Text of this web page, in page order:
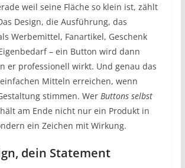
weil seine Fläche so klein ist, zählt
Design, die Ausführung, das
Werbemittel, Fanartikel, Geschenk
– ein Button wird dann
er professionell wirkt. Und genau das
Mitteln erreichen, wenn
stimmen. Wer Buttons selbst
am Ende nicht nur ein Produkt in
ein Zeichen mit Wirkung.
dein Statement